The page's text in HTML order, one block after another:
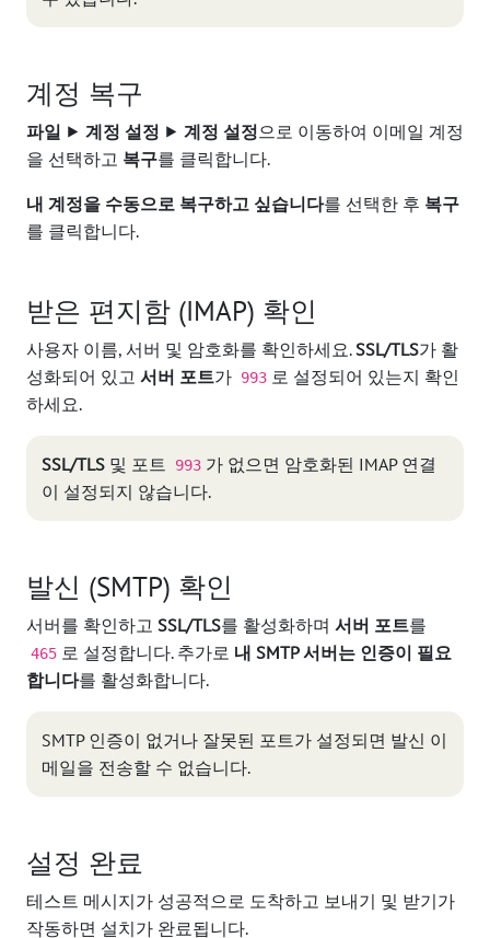
계정 복구
파일 ⯈ 계정 설정 ⯈ 계정 설정으로 이동하여 이메일 계정
을 선택하고 복구를 클릭합니다.
내 계정을 수동으로 복구하고 싶습니다를 선택한 후 복구
를 클릭합니다.
받은 편지함 (IMAP) 확인
사용자 이름, 서버 및 암호화를 확인하세요.SSL/TLS가 활
성화되어 있고 서버 포트가 993 로 설정되어 있는지 확인
하세요.
SSL/TLS 및 포트 993 가 없으면 암호화된 IMAP 연결
이 설정되지 않습니다.
발신 (SMTP) 확인
서버를 확인하고 SSL/TLS를 활성화하며 서버 포트를
465 로 설정합니다. 추가로 내 SMTP 서버는 인증이 필요
합니다를 활성화합니다.
SMTP 인증이 없거나 잘못된 포트가 설정되면 발신 이
메일을 전송할 수 없습니다.
설정 완료
테스트 메시지가 성공적으로 도착하고 보내기 및 받기가
작동하면 설치가 완료됩니다.